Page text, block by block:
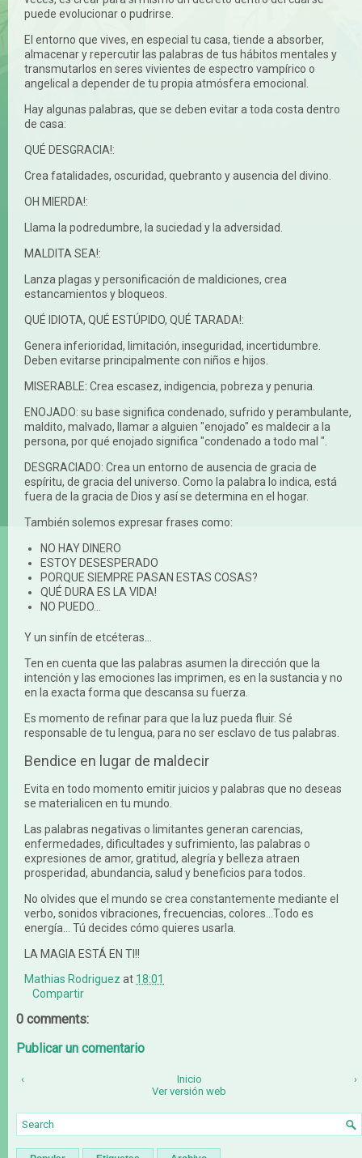
puede evolucionar o pudrirse.
El entorno que vives, en especial tu casa, tiende a absorber,
almacenar y repercutir las palabras de tus hábitos mentales y
transmutarlos en seres vivientes de espectro vampírico o
angelical a depender de tu propia atmósfera emocional.
Hay algunas palabras, que se deben evitar a toda costa dentro
de casa:
QUÉ DESGRACIA!:
Crea fatalidades, oscuridad, quebranto y ausencia del divino.
OH MIERDA!:
Llama la podredumbre, la suciedad y la adversidad.
MALDITA SEA!:
Lanza plagas y personificación de maldiciones, crea
estancamientos y bloqueos.
QUÉ IDIOTA, QUÉ ESTÚPIDO, QUÉ TARADA!:
Genera inferioridad, limitación, inseguridad, incertidumbre.
Deben evitarse principalmente con niños e hijos.
MISERABLE: Crea escasez, indigencia, pobreza y penuria.
ENOJADO: su base significa condenado, sufrido y perambulante,
maldito, malvado, llamar a alguien "enojado" es maldecir a la
persona, por qué enojado significa "condenado a todo mal ".
DESGRACIADO: Crea un entorno de ausencia de gracia de
espíritu, de gracia del universo. Como la palabra lo indica, está
fuera de la gracia de Dios y así se determina en el hogar.
También solemos expresar frases como:
NO HAY DINERO
ESTOY DESESPERADO
PORQUE SIEMPRE PASAN ESTAS COSAS?
QUÉ DURA ES LA VIDA!
NO PUEDO...
Y un sinfín de etcéteras…
Ten en cuenta que las palabras asumen la dirección que la
intención y las emociones las imprimen, es en la sustancia y no
en la exacta forma que descansa su fuerza.
Es momento de refinar para que la luz pueda fluir. Sé
responsable de tu lengua, para no ser esclavo de tus palabras.
Bendice en lugar de maldecir
Evita en todo momento emitir juicios y palabras que no deseas
se materialicen en tu mundo.
Las palabras negativas o limitantes generan carencias,
enfermedades, dificultades y sufrimiento, las palabras o
expresiones de amor, gratitud, alegría y belleza atraen
prosperidad, abundancia, salud y beneficios para todos.
No olvides que el mundo se crea constantemente mediante el
verbo, sonidos vibraciones, frecuencias, colores...Todo es
energía... Tú decides cómo quieres usarla.
LA MAGIA ESTÁ EN TI!!
Mathias Rodriguez at 18:01
Compartir
0 comments:
Publicar un comentario
‹ ›
Inicio
Ver versión web